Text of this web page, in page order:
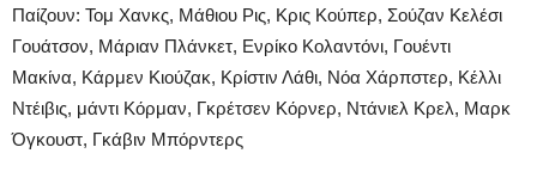
Παίζουν: Τομ Χανκς, Μάθιου Ρις, Κρις Κούπερ, Σούζαν Κελέσι
Γουάτσον, Μάριαν Πλάνκετ, Ενρίκο Κολαντόνι, Γουέντι
Μακίνα, Κάρμεν Κιούζακ, Κρίστιν Λάθι, Νόα Χάρπστερ, Κέλλι
Ντέιβις, μάντι Κόρμαν, Γκρέτσεν Κόρνερ, Ντάνιελ Κρελ, Μαρκ
Όγκουστ, Γκάβιν Μπόρντερς